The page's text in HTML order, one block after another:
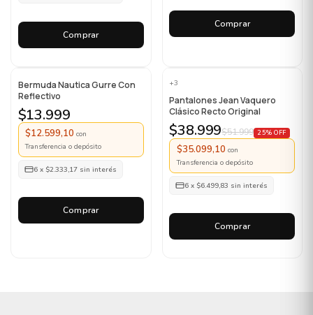
Comprar
Comprar
Bermuda Nautica Gurre Con
Reflectivo
$13.999
$12.599,10 con
Transferencia o depósito
6 x $2.333,17 sin interés
Comprar
+3
Pantalones Jean Vaquero
Clásico Recto Original
$38.999$51.999 25% OFF
$35.099,10 con
Transferencia o depósito
6 x $6.499,83 sin interés
Comprar